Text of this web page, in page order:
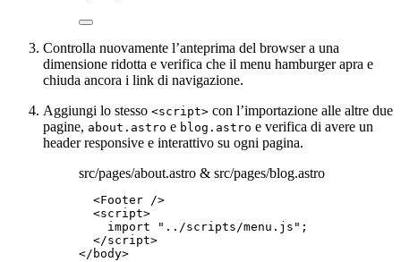
Controlla nuovamente l’anteprima del browser a una
dimensione ridotta e verifica che il menu hamburger apra e
chiuda ancora i link di navigazione.
Aggiungi lo stesso <script> con l’importazione alle altre due
pagine, about.astro e blog.astro e verifica di avere un
header responsive e interattivo su ogni pagina.
src/pages/about.astro & src/pages/blog.astro
<Footer />
<script>
import
" ../scripts/menu.js " ;
</script>
</ body>